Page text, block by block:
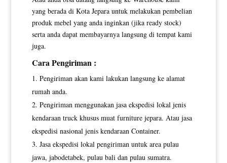
yang berada di Kota Jepara untuk melakukan pembelian
produk mebel yang anda inginkan (jika ready stock)
serta anda dapat membayarnya langsung di tempat kami
juga.
Cara Pengiriman :
Pengiriman akan kami lakukan langsung ke alamat
rumah anda.
Pengiriman menggunakan jasa ekspedisi lokal jenis
kendaraan truck khusus muat furniture jepara. Atau jasa
ekspedisi nasional jenis kendaraan Container.
Jasa ekspedisi lokal pengiriman untuk area pulau
jawa, jabodetabek, pulau bali dan pulau sumatra.